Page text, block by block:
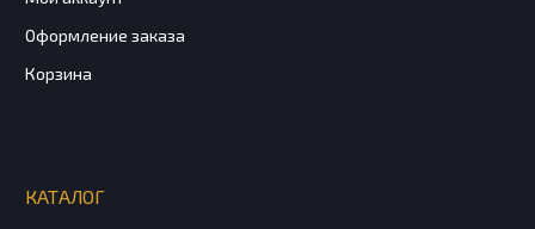
Оформление заказа
Корзина
КАТАЛОГ